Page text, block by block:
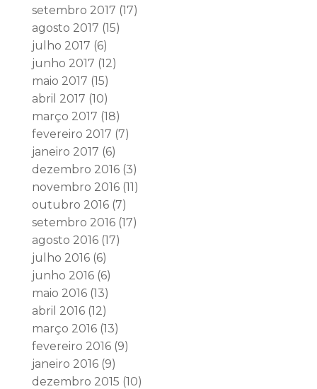
setembro 2017 (17)
agosto 2017 (15)
julho 2017 (6)
junho 2017 (12)
maio 2017 (15)
abril 2017 (10)
março 2017 (18)
fevereiro 2017 (7)
janeiro 2017 (6)
dezembro 2016(3)
novembro 2016(11)
outubro 2016(7)
setembro 2016(17)
agosto 2016(17)
julho 2016(6)
junho 2016(6)
maio 2016(13)
abril 2016(12)
março 2016(13)
fevereiro 2016(9)
janeiro 2016(9)
dezembro 2015 (10)